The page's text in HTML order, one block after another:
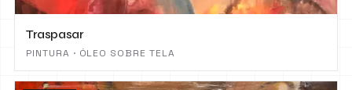
Traspasar
PINTURA · ÓLEO SOBRE TELA